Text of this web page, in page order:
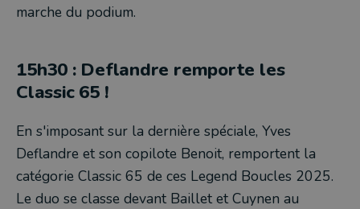
marche du podium.
15h30 : Deflandre remporte les
Classic 65 !
En s'imposant sur la dernière spéciale, Yves
Deflandre et son copilote Benoit, remportent la
catégorie Classic 65 de ces Legend Boucles 2025.
Le duo se classe devant Baillet et Cuynen au